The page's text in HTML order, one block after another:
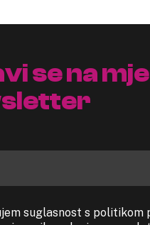
se na
suglasnost s